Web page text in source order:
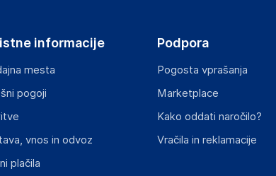
skladnost izdelka z zahtevanimi predpisi.
informacije
mesta
pogoji
vnos in odvoz
plačila
Podpora
Pogosta vprašanja
Marketplace
Kako oddati naročilo?
Vračila in reklamacije